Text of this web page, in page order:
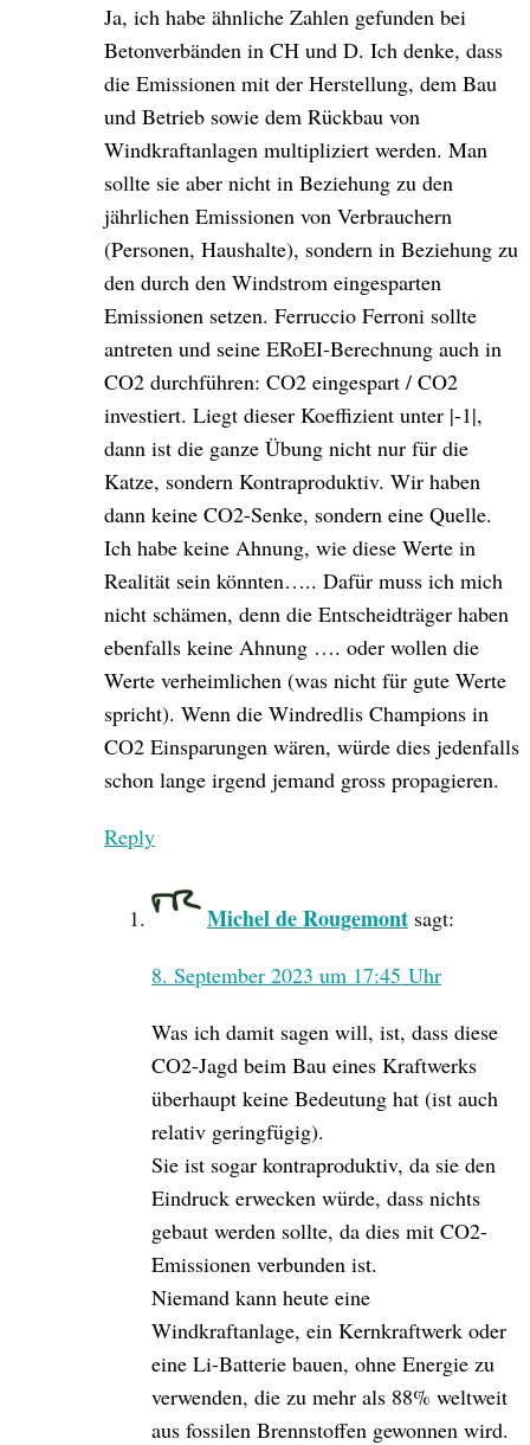
Ja, ich habe ähnliche Zahlen gefunden bei
Betonverbänden in CH und D. Ich denke, dass
die Emissionen mit der Herstellung, dem Bau
und Betrieb sowie dem Rückbau von
Windkraftanlagen multipliziert werden. Man
sollte sie aber nicht in Beziehung zu den
jährlichen Emissionen von Verbrauchern
(Personen, Haushalte), sondern in Beziehung zu
den durch den Windstrom eingesparten
Emissionen setzen. Ferruccio Ferroni sollte
antreten und seine ERoEI-Berechnung auch in
CO2 durchführen: CO2 eingespart / CO2
investiert. Liegt dieser Koeffizient unter |-1|,
dann ist die ganze Übung nicht nur für die
Katze, sondern Kontraproduktiv. Wir haben
dann keine CO2-Senke, sondern eine Quelle.
Ich habe keine Ahnung, wie diese Werte in
Realität sein könnten….. Dafür muss ich mich
nicht schämen, denn die Entscheidträger haben
ebenfalls keine Ahnung …. oder wollen die
Werte verheimlichen (was nicht für gute Werte
spricht). Wenn die Windredlis Champions in
CO2 Einsparungen wären, würde dies jedenfalls
schon lange irgend jemand gross propagieren.
Reply
Michel de Rougemont sagt:
8. September 2023 um 17:45 Uhr
Was ich damit sagen will, ist, dass diese
CO2-Jagd beim Bau eines Kraftwerks
überhaupt keine Bedeutung hat (ist auch
relativ geringfügig).
Sie ist sogar kontraproduktiv, da sie den
Eindruck erwecken würde, dass nichts
gebaut werden sollte, da dies mit CO2-
Emissionen verbunden ist.
Niemand kann heute eine
Windkraftanlage, ein Kernkraftwerk oder
eine Li-Batterie bauen, ohne Energie zu
verwenden, die zu mehr als 88% weltweit
aus fossilen Brennstoffen gewonnen wird.